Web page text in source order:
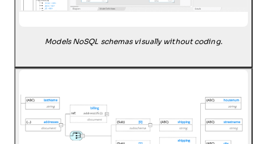
Models NoSQL schemas visually without coding.